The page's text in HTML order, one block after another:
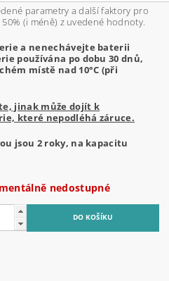
parametry a další faktory pro
(i méně) z uvedené hodnoty.
a nenechávejte baterii
používána po dobu 30 dnů,
místě nad 10°C (při
jinak může dojít k
které nepodléhá záruce.
jsou 2 roky, na kapacitu
nedostupné